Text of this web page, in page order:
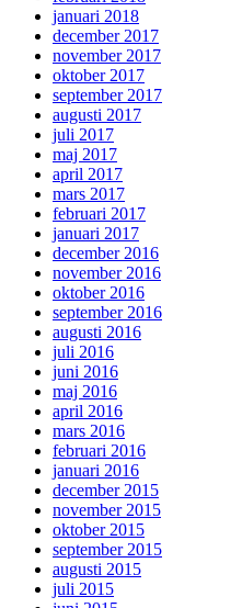
januari 2018
december 2017
november 2017
oktober 2017
september 2017
augusti 2017
juli 2017
maj 2017
april 2017
mars 2017
februari 2017
januari 2017
december 2016
november 2016
oktober 2016
september 2016
augusti 2016
juli 2016
juni 2016
maj 2016
april 2016
mars 2016
februari 2016
januari 2016
december 2015
november 2015
oktober 2015
september 2015
augusti 2015
juli 2015